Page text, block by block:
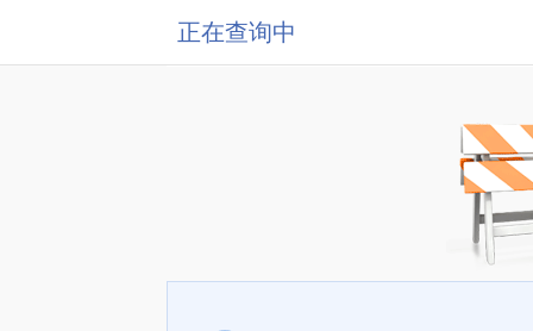
正在查询中